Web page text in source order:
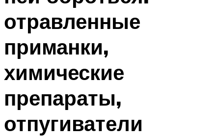
отравленные
приманки,
химические
препараты,
отпугиватели